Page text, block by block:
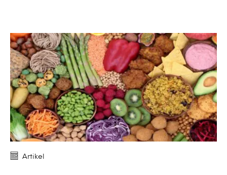
Artikel